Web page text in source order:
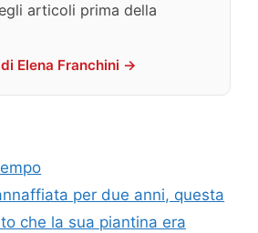
articoli prima della
Elena Franchini →
per due anni, questa
che la sua piantina era